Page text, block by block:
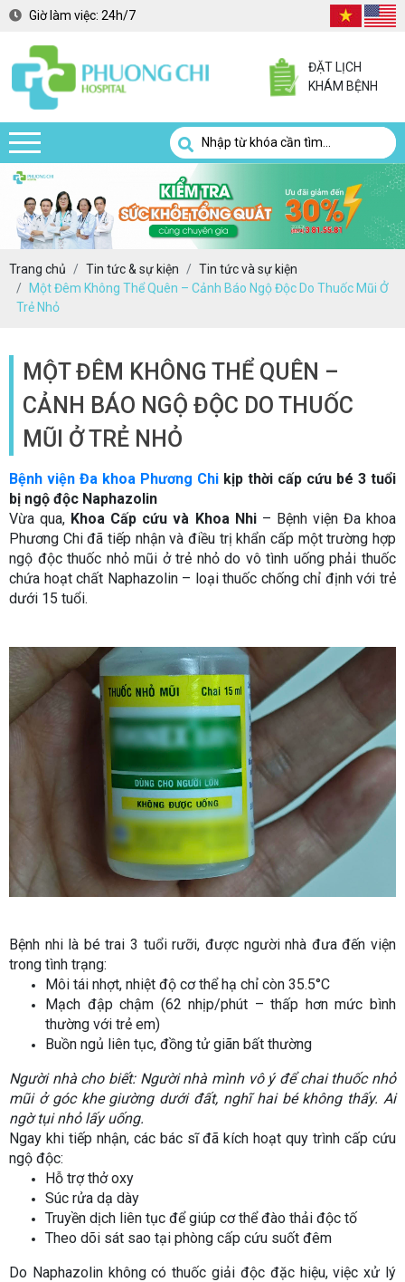
Giờ làm việc: 24h/7
ĐẶT LỊCH
KHÁM BỆNH
Trang chủ Tin tức & sự kiện
Tin tức và sự kiện
Một Đêm Không Thể Quên – Cảnh Báo Ngộ Độc Do Thuốc Mũi Ở
Trẻ Nhỏ
MỘT ĐÊM KHÔNG THỂ QUÊN –
CẢNH BÁO NGỘ ĐỘC DO THUỐC
MŨI Ở TRẺ NHỎ
Bệnh viện Đa khoa Phương Chi kịp thời cấp cứu bé 3 tuổi
bị ngộ độc Naphazolin
Vừa qua, Khoa Cấp cứu và Khoa Nhi – Bệnh viện Đa khoa
Phương Chi đã tiếp nhận và điều trị khẩn cấp một trường hợp
ngộ độc thuốc nhỏ mũi ở trẻ nhỏ do vô tình uống phải thuốc
chứa hoạt chất Naphazolin – loại thuốc chống chỉ định với trẻ
dưới 15 tuổi.
Bệnh nhi là bé trai 3 tuổi rưỡi, được người nhà đưa đến viện
trong tình trạng:
Môi tái nhợt, nhiệt độ cơ thể hạ chỉ còn 35.5°C
Mạch đập chậm (62 nhịp/phút – thấp hơn mức bình
thường với trẻ em)
Buồn ngủ liên tục, đồng tử giãn bất thường
Người nhà cho biết: Người nhà mình vô ý để chai thuốc nhỏ
mũi ở góc khe giường dưới đất, nghĩ hai bé không thấy. Ai
ngờ tụi nhỏ lấy uống.
Ngay khi tiếp nhận, các bác sĩ đã kích hoạt quy trình cấp cứu
ngộ độc:
Hỗ trợ thở oxy
Súc rửa dạ dày
Truyền dịch liên tục để giúp cơ thể đào thải độc tố
Theo dõi sát sao tại phòng cấp cứu suốt đêm
Do Naphazolin không có thuốc giải độc đặc hiệu, việc xử lý